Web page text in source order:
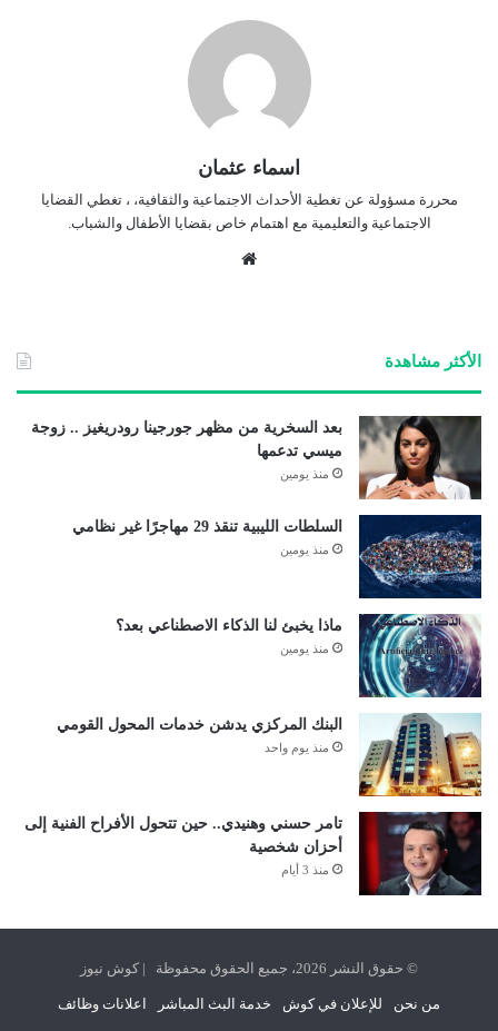
اسماء عثمان
محررة مسؤولة عن تغطية الأحداث الاجتماعية والثقافية، ، تغطي القضايا
الاجتماعية والتعليمية مع اهتمام خاص بقضايا الأطفال والشباب.
الأكثر مشاهدة
بعد السخرية من مظهر جورجينا رودريغيز .. زوجة
ميسي تدعمها
منذ يومين
السلطات الليبية تنقذ 29 مهاجرًا غير نظامي
منذ يومين
ماذا يخبئ لنا الذكاء الاصطناعي بعد؟
منذ يومين
البنك المركزي يدشن خدمات المحول القومي
منذ يوم واحد
تامر حسني وهنيدي.. حين تتحول الأفراح الفنية إلى
أحزان شخصية
منذ 3 أيام
© حقوق النشر 2026، جميع الحقوق محفوظة | كوش نيوز
من نحن للإعلان في كوش خدمة البث المباشر اعلانات وظائف